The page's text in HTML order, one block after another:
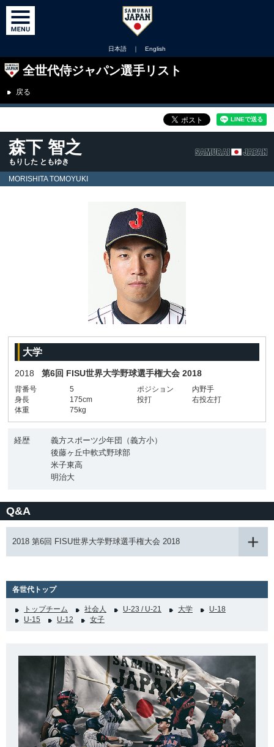
日本語 ｜ English
全世代侍ジャパン選手リスト
戻る
森下 智之
もりした ともゆき
MORISHITA TOMOYUKI
大学
2018 第6回 FISU世界大学野球選手権大会 2018
背番号 5 ポジション
内野手
身長
175cm 投打
右投左打
体重
75kg
経歴
義方スポーツ少年団（義方小）
後藤ヶ丘中軟式野球部
米子東高
明治大
Q&A
2018 第6回 FISU世界大学野球選手権大会 2018
各世代トップ
トップチーム 社会人 U-23 / U-21 大学
U-18
U-15
U-12 女子